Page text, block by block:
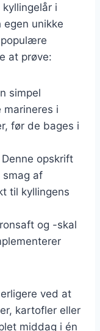
i
egen unikke
populære
at prøve:
simpel
marineres i
før de bages i
Denne opskrift
af
til kyllingens
og -skal
ved at
kartofler eller
middag i én